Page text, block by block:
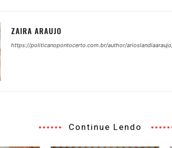
ZAIRA ARAUJO
https://politicanopontocerto.com.br/author/
Continue Lendo